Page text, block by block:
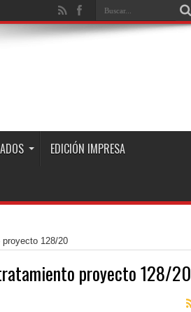
EDICIÓN IMPRESA
128/20
proyecto 128/20